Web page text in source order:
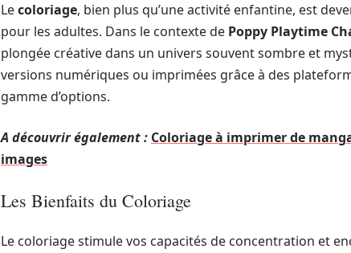
Lecoloriage, bien plus qu’une activité enfantine, est
pour les adultes. Dans le contexte de Poppy Playtime
plongée créative dans un univers souvent sombre et
versions numériques ou imprimées grâce à des
gamme d’options.
A découvrir également : Coloriage à imprimer de
images
Les Bienfaits du Coloriage
Le coloriage stimule vos capacités de concentration et